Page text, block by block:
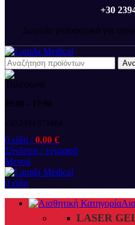
+30
Δωρεάν μεταφορικά για
09:00 - 17:00
+30 2394 071684
0 είδη / 0.00 €
Σύνδεση / εγγραφή
Μενού
0 είδη
LASER